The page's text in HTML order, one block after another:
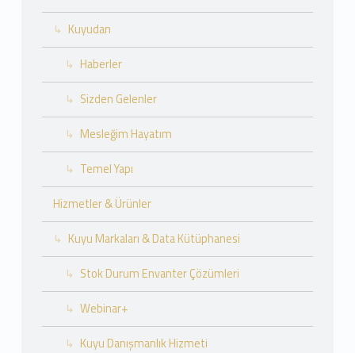
Kuyudan
Haberler
Sizden Gelenler
Mesleğim Hayatım
Temel Yapı
Hizmetler & Ürünler
Kuyu Markaları & Data Kütüphanesi
Stok Durum Envanter Çözümleri
Webinar+
Kuyu Danışmanlık Hizmeti